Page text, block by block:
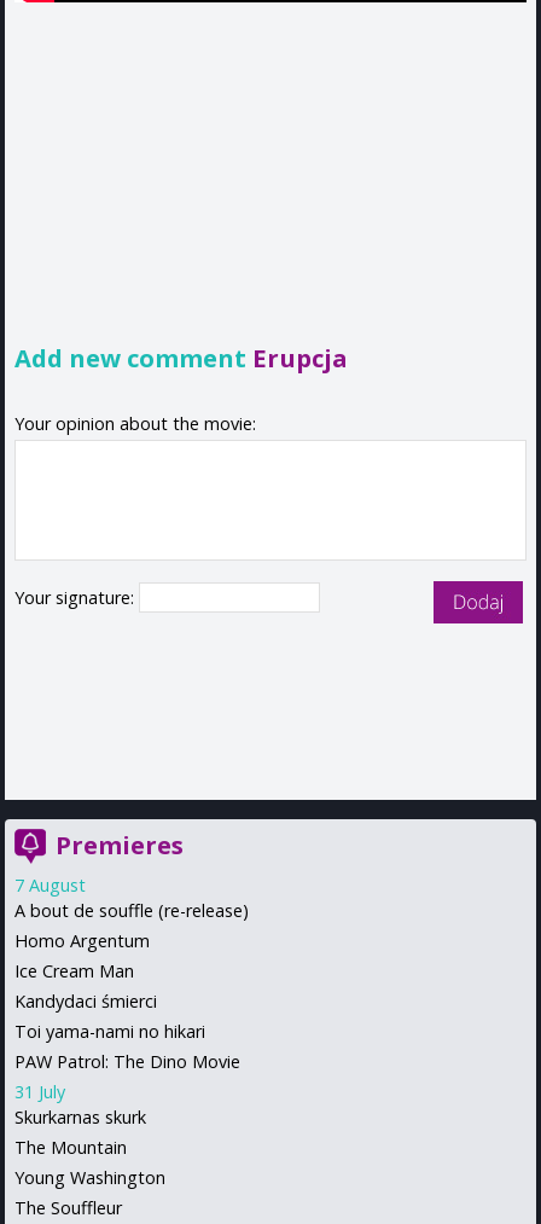
Add new comment Erupcja
Your opinion about the movie:
Your signature:
Premieres
7 August
A bout de souffle (re-release)
Homo Argentum
Ice Cream Man
Kandydaci śmierci
Toi yama-nami no hikari
PAW Patrol: The Dino Movie
31 July
Skurkarnas skurk
The Mountain
Young Washington
The Souffleur